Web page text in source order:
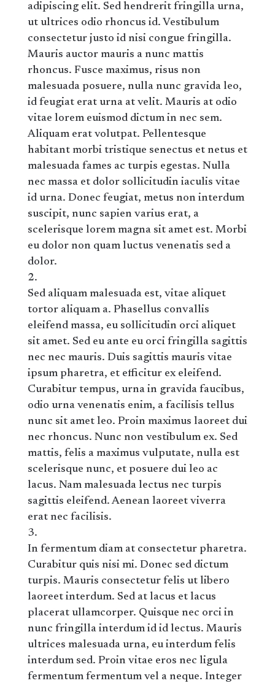
adipiscing elit. Sed hendrerit fringilla urna,
ut ultrices odio rhoncus id. Vestibulum
consectetur justo id nisi congue fringilla.
Mauris auctor mauris a nunc mattis
rhoncus. Fusce maximus, risus non
malesuada posuere, nulla nunc gravida leo,
id feugiat erat urna at velit. Mauris at odio
vitae lorem euismod dictum in nec sem.
Aliquam erat volutpat. Pellentesque
habitant morbi tristique senectus et netus et
malesuada fames ac turpis egestas. Nulla
nec massa et dolor sollicitudin iaculis vitae
id urna. Donec feugiat, metus non interdum
suscipit, nunc sapien varius erat, a
scelerisque lorem magna sit amet est. Morbi
eu dolor non quam luctus venenatis sed a
dolor.
Sed aliquam malesuada est, vitae aliquet
tortor aliquam a. Phasellus convallis
eleifend massa, eu sollicitudin orci aliquet
sit amet. Sed eu ante eu orci fringilla sagittis
nec nec mauris. Duis sagittis mauris vitae
ipsum pharetra, et efficitur ex eleifend.
Curabitur tempus, urna in gravida faucibus,
odio urna venenatis enim, a facilisis tellus
nunc sit amet leo. Proin maximus laoreet dui
nec rhoncus. Nunc non vestibulum ex. Sed
mattis, felis a maximus vulputate, nulla est
scelerisque nunc, et posuere dui leo ac
lacus. Nam malesuada lectus nec turpis
sagittis eleifend. Aenean laoreet viverra
erat nec facilisis.
In fermentum diam at consectetur pharetra.
Curabitur quis nisi mi. Donec sed dictum
turpis. Mauris consectetur felis ut libero
laoreet interdum. Sed at lacus et lacus
placerat ullamcorper. Quisque nec orci in
nunc fringilla interdum id id lectus. Mauris
ultrices malesuada urna, eu interdum felis
interdum sed. Proin vitae eros nec ligula
fermentum fermentum vel a neque. Integer